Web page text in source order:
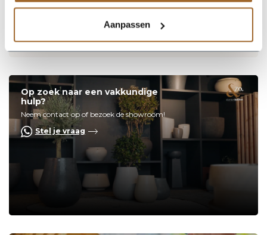
Aanpassen
Plantenbak RAL 7039 Kwartsgrijs
Levertijd 5 tot 6 weken. Prijs gelijk aan standaardkleuren.
Op zoek naar een vakkundige
hulp?
Neem contact op of bezoek de showroom!
Stel je vraag